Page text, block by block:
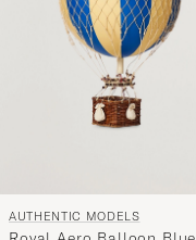
AUTHENTIC MODELS